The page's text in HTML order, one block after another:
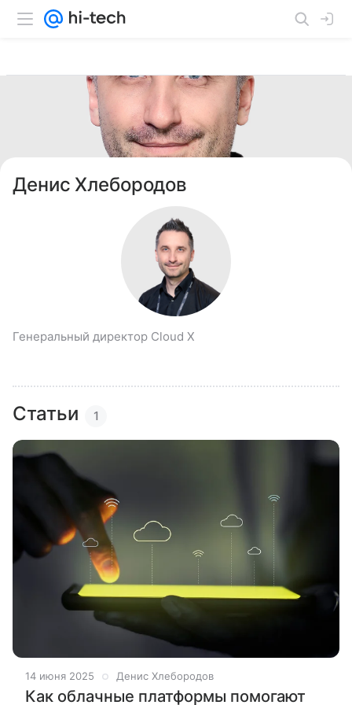
Денис Хлебородов
Генеральный директор Cloud X
Статьи 1
14 июня 2025 Денис Хлебородов
Как облачные платформы помогают